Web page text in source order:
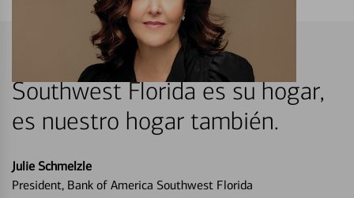
Southwest Florida es su hogar,
es nuestro hogar también.
Julie Schmelzle
President, Bank of America Southwest Florida